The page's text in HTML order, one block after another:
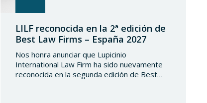
LILF reconocida en la 2ª edición de
Best Law Firms – España 2027
Nos honra anunciar que Lupicinio
International Law Firm ha sido nuevamente
reconocida en la segunda edición de Best